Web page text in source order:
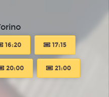
16:20 17:15
20:00 21:00